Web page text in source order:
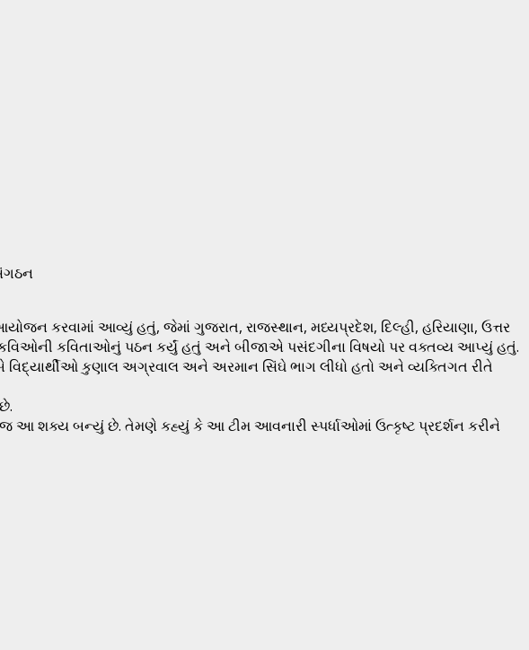
કરવામાં આવ્યું હતું, જેમાં ગુજરાત, રાજસ્થાન, મધ્યપ્રદેશ, દિલ્હી, હરિયાણા, ઉત્તર
કવિઓની કવિતાઓનું પઠન કર્યું હતું અને બીજાએ પસંદગીના વિષયો પર વક્તવ્ય આપ્યું હતું.
વિદ્યાર્થીઓ કુણાલ અગ્રવાલ અને અરમાન સિંઘે ભાગ લીધો હતો અને વ્યક્તિગત રીતે
આ શક્ય બન્યું છે. તેમણે કહ્યું કે આ ટીમ આવનારી સ્પર્ધાઓમાં ઉત્કૃષ્ટ પ્રદર્શન કરીને